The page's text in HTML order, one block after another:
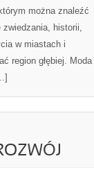
można znaleźć
historii,
w miastach i
region głębiej. Moda